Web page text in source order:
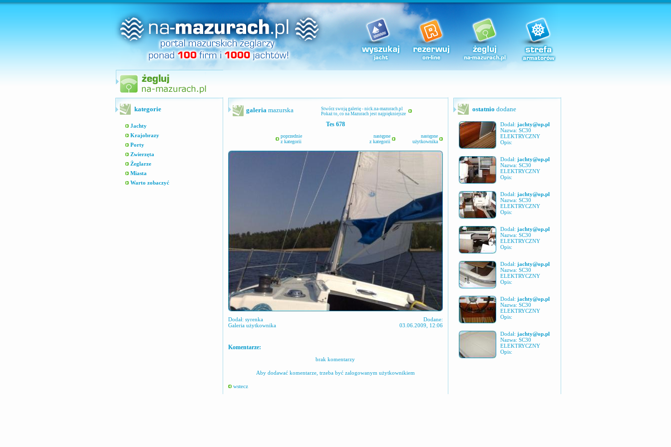
kategorie
Jachty
Krajobrazy
Porty
Zwierzęta
Żeglarze
Miasta
Warto zobaczyć
galeriamazurska
Stwórz swoją galerię - nick.na-mazurach.pl
Pokaż to, co na Mazurach jest najpiękniejsze
Tes 678
poprzednie
z kategorii
następne
użytkownika
następne
z kategorii
Dodał: syrenka
Galeria użytkownika
Dodane:
03.06.2009, 12:06
Komentarze:
brak komentarzy
Aby dodawać komentarze, trzeba być zalogowanym użytkownikiem
wstecz
ostatnio dodane
Dodał: jachty@op.pl
Nazwa: SC30
ELEKTRYCZNY
Opis:
Dodał: jachty@op.pl
Nazwa: SC30
ELEKTRYCZNY
Opis:
Dodał: jachty@op.pl
Nazwa: SC30
ELEKTRYCZNY
Opis:
Dodał: jachty@op.pl
Nazwa: SC30
ELEKTRYCZNY
Opis:
Dodał: jachty@op.pl
Nazwa: SC30
ELEKTRYCZNY
Opis:
Dodał: jachty@op.pl
Nazwa: SC30
ELEKTRYCZNY
Opis:
Dodał: jachty@op.pl
Nazwa: SC30
ELEKTRYCZNY
Opis: